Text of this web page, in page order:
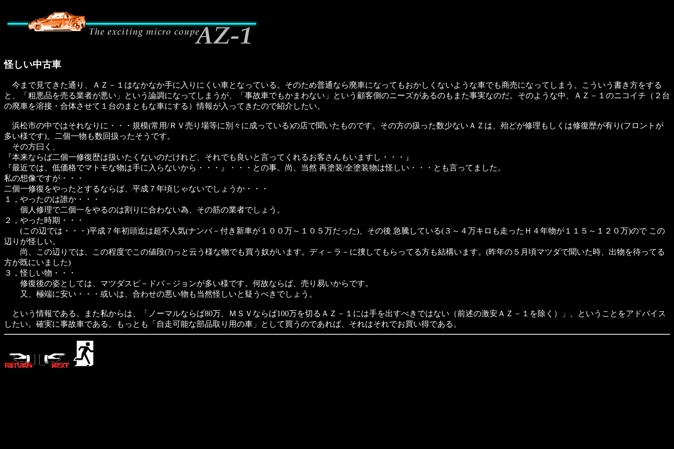
怪しい中古車
今まで見てきた通り、ＡＺ－１はなかなか手に入りにくい車となっている。そのため普通なら廃車になってもおかしくないような車でも商売になってしまう。こういう書き方をする
と、「粗悪品を売る業者が悪い」という論調になってしまうが、「事故車でもかまわない」という顧客側のニーズがあるのもまた事実なのだ。そのような中、ＡＺ－１のニコイチ（２台
の廃車を溶接・合体させて１台のまともな車にする）情報が入ってきたので紹介したい。
浜松市の中ではそれなりに・・・規模(常用/ＲＶ売り場等に別々に成っている)の店で聞いたものです。その方の扱った数少ないＡＺは、殆どが修理もしくは修復歴が有り(フロントが
多い様です)。二個一物も数回扱ったそうです。
その方曰く、
『本来ならば二個一修復歴は扱いたくないのだけれど、それでも良いと言ってくれるお客さんもいますし・・・』
『最近では、低価格でマトモな物は手に入らないから・・・』・・・との事。尚、当然 再塗装/全塗装物は怪しい・・・とも言ってました。
私の想像ですが・・・
二個一修復をやったとするならば、平成７年頃じゃないでしょうか・・・
１，やったのは誰か・・・
個人修理で二個一をやるのは割りに合わない為、その筋の業者でしょう。
２，やった時期・・・
(この辺では・・・)平成７年初頭迄は超不人気(ナンバ－付き新車が１００万～１０５万だった)、その後 急騰している(３～４万キロも走ったＨ４年物が１１５～１２０万)ので この
辺りが怪しい。
尚、この辺りでは、この程度でこの値段(?)っと云う様な物でも買う奴がいます。ディ－ラ－に捜してもらってる方も結構います。(昨年の５月頃マツダで聞いた時、出物を待ってる
方が既にいました)
３，怪しい物・・・
修復後の姿としては、マツダスピ－ドバ－ジョンが多い様です。何故ならば、売り易いからです。
又、極端に安い・・・或いは、合わせの悪い物も当然怪しいと疑うべきでしょう。
という情報である。また私からは、「ノーマルならば80万、ＭＳＶならば100万を切るＡＺ－１には手を出すべきではない（前述の激安ＡＺ－１を除く）」、ということをアドバイス
したい。確実に事故車である。もっとも「自走可能な部品取り用の車」として買うのであれば、それはそれでお買い得である。